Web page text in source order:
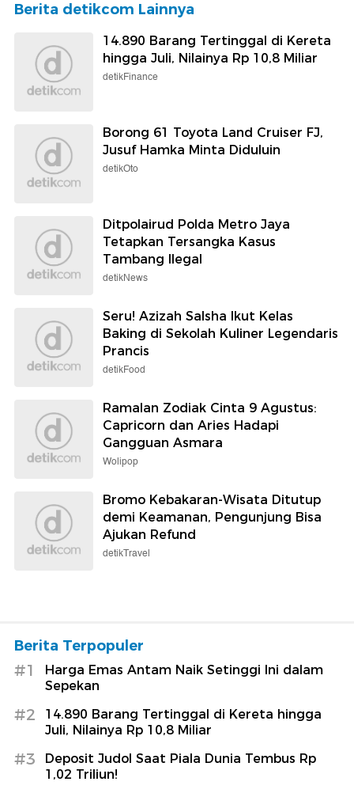
Berita detikcom Lainnya
14.890 Barang Tertinggal di Kereta
hingga Juli, Nilainya Rp 10,8 Miliar
detikFinance
Borong 61 Toyota Land Cruiser FJ,
Jusuf Hamka Minta Diduluin
detikOto
Ditpolairud Polda Metro Jaya
Tetapkan Tersangka Kasus
Tambang Ilegal
detikNews
Seru! Azizah Salsha Ikut Kelas
Baking di Sekolah Kuliner Legendaris
Prancis
detikFood
Ramalan Zodiak Cinta 9 Agustus:
Capricorn dan Aries Hadapi
Gangguan Asmara
Wolipop
Bromo Kebakaran-Wisata Ditutup
demi Keamanan, Pengunjung Bisa
Ajukan Refund
detikTravel
Berita Terpopuler
#1
Harga Emas Antam Naik Setinggi Ini dalam
Sepekan
#2
14.890 Barang Tertinggal di Kereta hingga
Juli, Nilainya Rp 10,8 Miliar
#3
Deposit Judol Saat Piala Dunia Tembus Rp
1,02 Triliun!